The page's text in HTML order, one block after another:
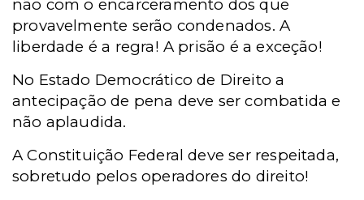
não com o encarceramento dos que
provavelmente serão condenados. A
liberdade é a regra! A prisão é a exceção!
No Estado Democrático de Direito a
antecipação de pena deve ser combatida e
não aplaudida.
A Constituição Federal deve ser respeitada,
sobretudo pelos operadores do direito!